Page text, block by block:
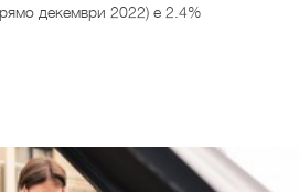
декември 2022) е 2.4%